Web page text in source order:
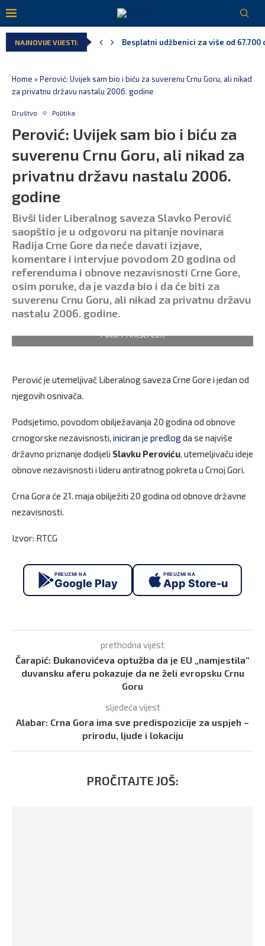
NAJNOVIJE VIJESTI:
Besplatni udžbenici za više od
Kao iz snova – Crna Gora u finalu
Home »Perović: Uvijek sam bio i biću za suverenu Crnu Goru, ali nikad
za privatnu državu nastalu 2006. godine
Društvo Politika
Perović: Uvijek sam bio i biću za
suverenu Crnu Goru, ali nikad za
privatnu državu nastalu 2006.
godine
Bivši lider Liberalnog saveza Slavko Perović
saopštio je u odgovoru na pitanje novinara
Radija Crne Gore da neće davati izjave,
komentare i intervjue povodom 20 godina od
referenduma i obnove nezavisnosti Crne Gore,
osim poruke, da je vazda bio i da će biti za
suverenu Crnu Goru, ali nikad za privatnu državu
nastalu 2006. godine.
Foto: Printscreen
Perović je utemeljivač Liberalnog saveza Crne Gore i jedan od
njegovih osnivača.
Podsjetimo, povodom obilježavanja 20 godina od obnove
crnogorske nezavisnosti, iniciran je predlogda se najviše
državno priznanje dodijeli Slavku Peroviću, utemeljivaču ideje
obnove nezavisnosti i lideru antiratnog pokreta u Crnoj Gori.
Crna Gora će 21. maja obilježiti 20 godina od obnove državne
nezavisnosti.
Izvor: RTCG
PREUZMI NA
Google Play
PREUZMI NA
App Store-u
prethodna vijest
Čarapić: Đukanovićeva optužba da je EU „namjestila“
duvansku aferu pokazuje da ne želi evropsku Crnu
Goru
sljedeća vijest
Alabar: Crna Gora ima sve predispozicije za uspjeh –
prirodu, ljude i lokaciju
PROČITAJTE JOŠ: